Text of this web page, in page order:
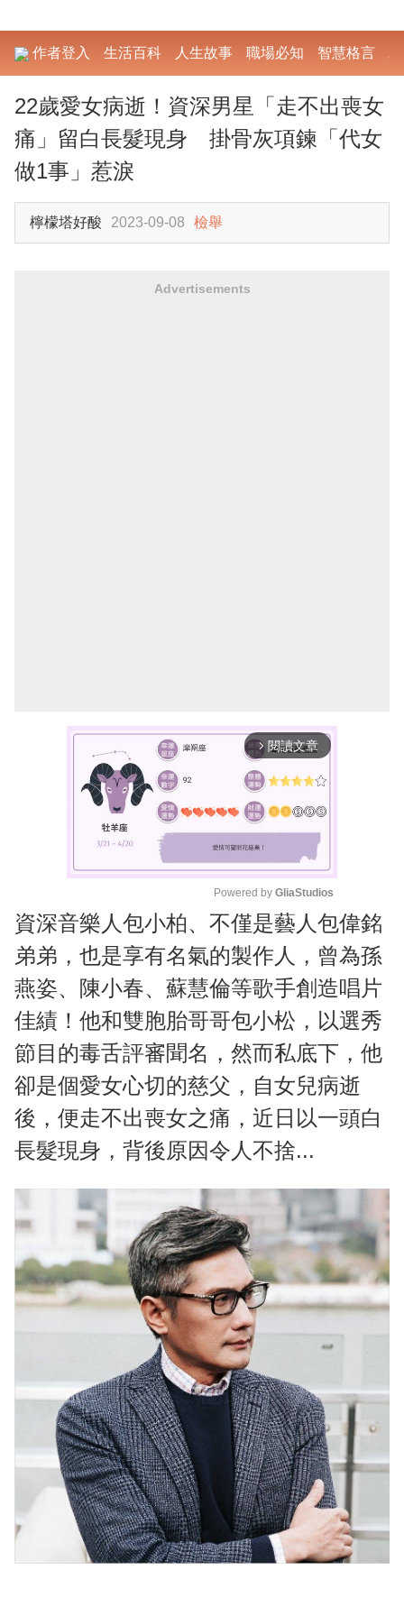
作者登入 生活百科 人生故事 職場必知 智慧格言
22歲愛女病逝！資深男星「走不出喪女
痛」留白長髮現身 掛骨灰項鍊「代女
做1事」惹淚
檸檬塔好酸 2023-09-08 檢舉
Advertisements
arrow_forward_ios 閱讀文章
M
t
e
Powered by GliaStudios
資深音樂人包小柏、不僅是藝人包偉銘
弟弟，也是享有名氣的製作人，曾為孫
燕姿、陳小春、蘇慧倫等歌手創造唱片
佳績！他和雙胞胎哥哥包小松，以選秀
節目的毒舌評審聞名，然而私底下，他
卻是個愛女心切的慈父，自女兒病逝
後，便走不出喪女之痛，近日以一頭白
長髮現身，背後原因令人不捨...